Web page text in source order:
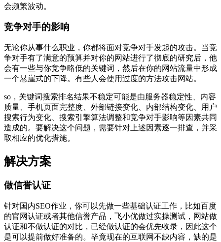
会频繁波动。
竞争对手的影响
无论你从事什么职业，你都将面对竞争对手发起的攻击。当竞
争对手有了满意的预算并对你的网站进行了彻底的研究后，他
会有一些与你竞争略低的关键词，然后在你的网站流量中形成
一个悬崖式的下降。有些人会使用过度的方法攻击网站。
so，关键词搜索排名结果不稳定可能是由服务器稳定性、内容
质量、手机页面完整度、外部链接变化、内部结构变化、用户
搜索行为变化、搜索引擎算法调整和竞争对手影响等因素共同
造成的。要解决这个问题，需要针对上述因素逐一排查，并采
取相应的优化措施。
解决方案
做信誉认证
针对国内SEO作业，你可以先做一些基础认证工作，比如百度
的官网认证或者其他信誉产品，飞小优做过实操测试，网站做
认证和不做认证的对比，已经做认证的会优先收录，因此这个
是可以提前做好准备的。毕竟现在的互联网不缺内容，缺的是